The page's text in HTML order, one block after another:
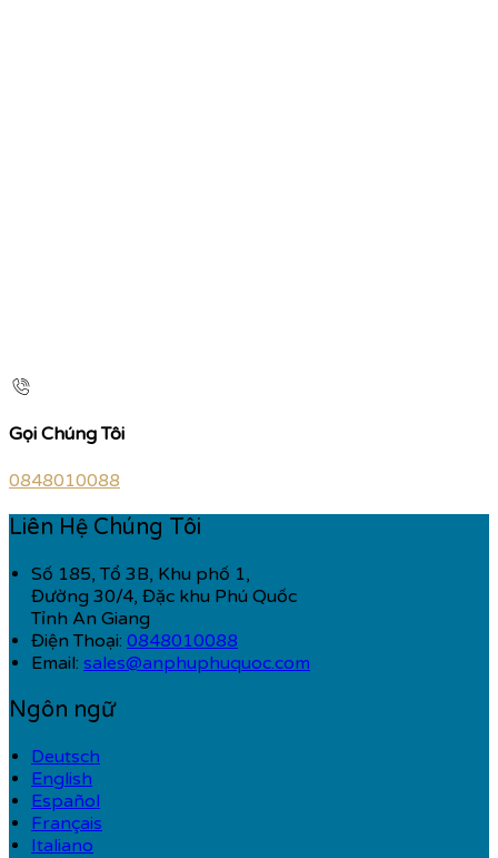
Gọi Chúng Tôi
0848010088
Liên Hệ Chúng Tôi
Số 185, Tổ 3B, Khu phố 1,
Đường 30/4, Đặc khu Phú Quốc
Tỉnh An Giang
Điện Thoại: 0848010088
Email: sales@anphuphuquoc.com
Ngôn ngữ
Deutsch
English
Español
Français
Italiano